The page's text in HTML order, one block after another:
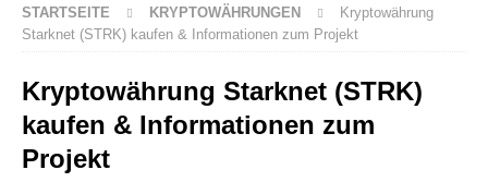
STARTSEITE KRYPTOWÄHRUNGEN
Kryptowährung
Starknet (STRK) kaufen & Informationen zum Projekt
Kryptowährung Starknet (STRK)
kaufen & Informationen zum
Projekt